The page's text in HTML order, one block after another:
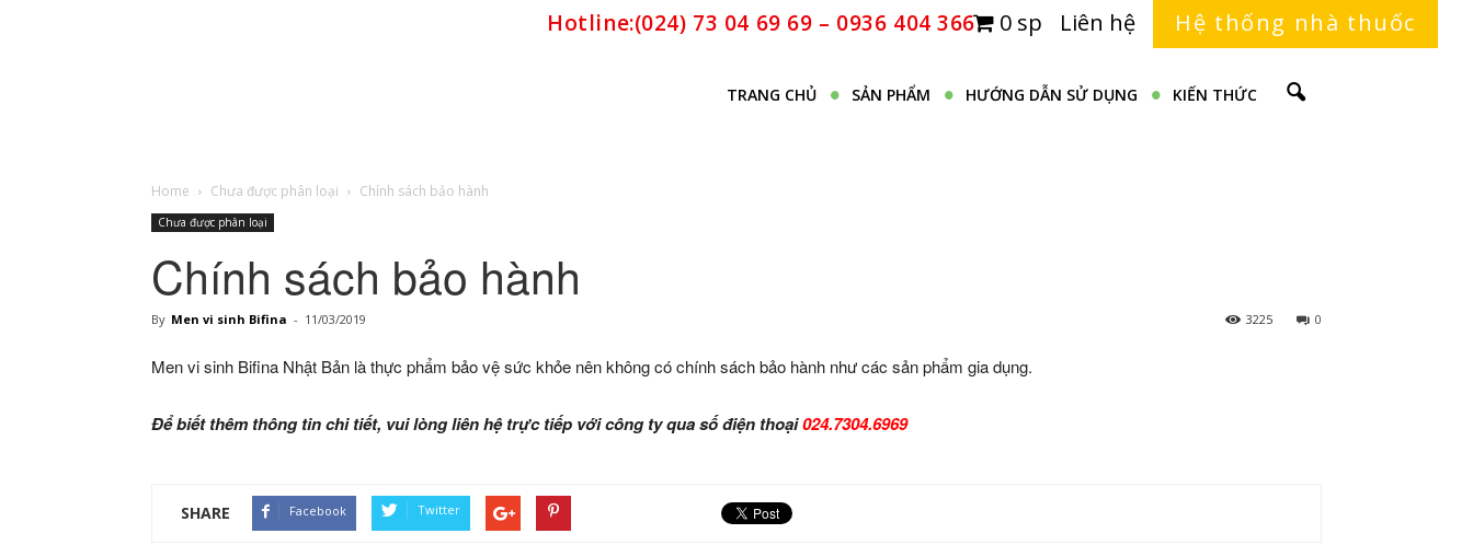
Hotline:(024) 73 04 69 69 – 0936 404 366 Liên hệ Hệ thống nhà thuốc
0 sp
Nhật
TRANG CHỦ SẢN PHẨM HƯỚNG DẪN SỬ DỤNG KIẾN THỨC
Home Chưa được phân loại Chính sách bảo hành
Chưa được phân loại
Chính sách bảo hành
By Men vi sinh Bifina - 11/03/2019 0
3225
Men vi sinh Bifina Nhật Bản là thực phẩm bảo vệ sức khỏe nên không có chính sách bảo hành như các sản phẩm gia dụng.
Để biết thêm thông tin chi tiết, vui lòng liên hệ trực tiếp với công ty qua số điện thoại024.7304.6969
SHARE Facebook Twitter